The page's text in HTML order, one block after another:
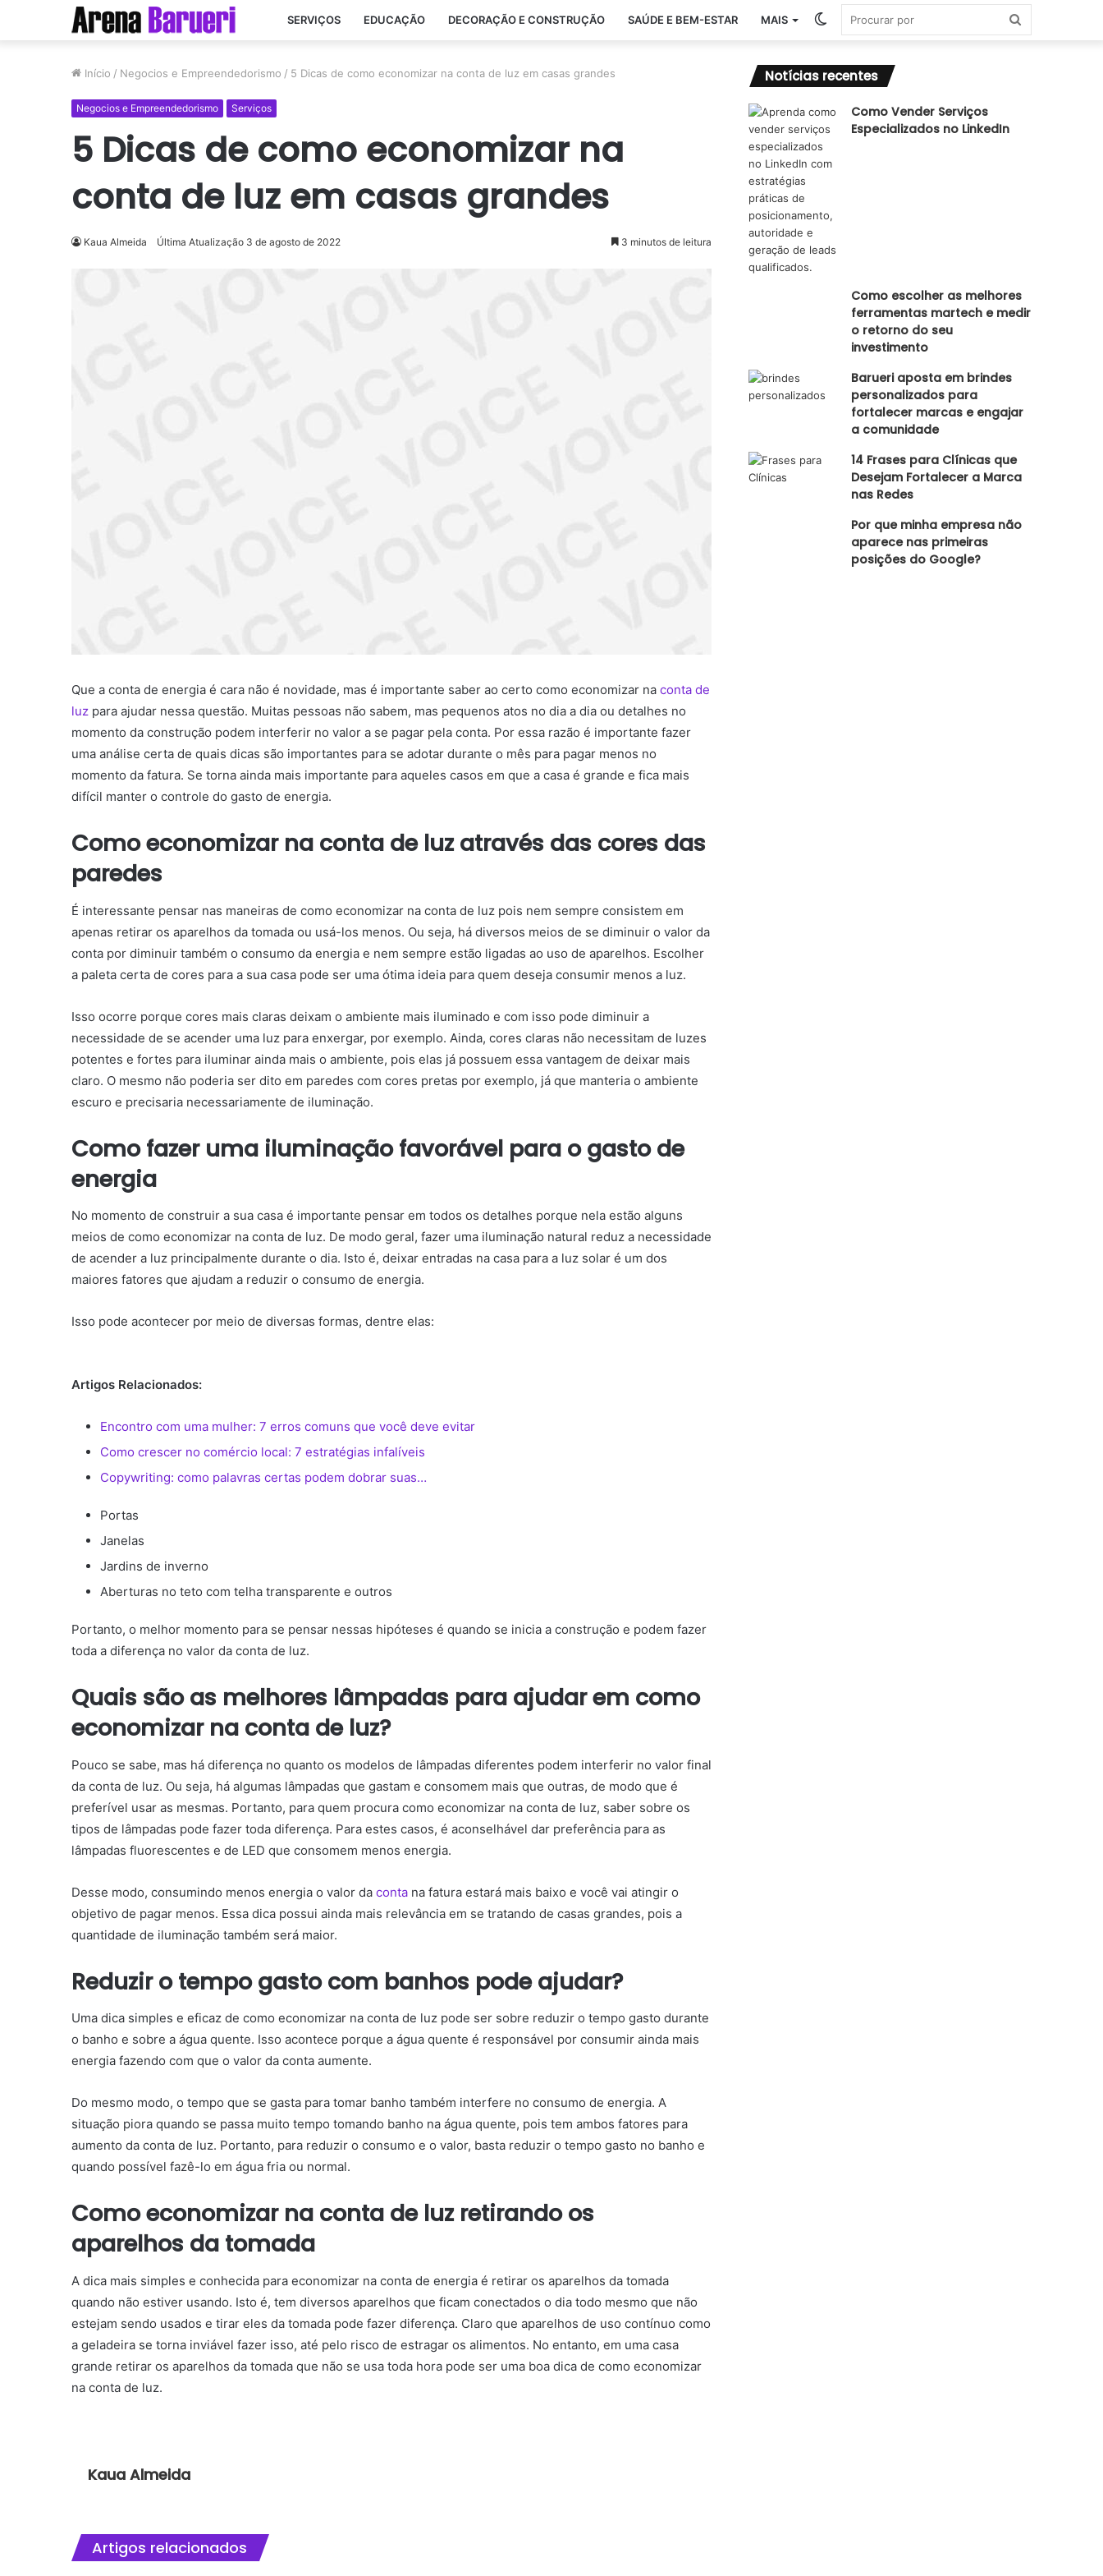
SERVIÇOS EDUCAÇÃO DECORAÇÃO E CONSTRUÇÃO SAÚDE E BEM-ESTAR MAIS Switch
Início / Negocios e Empreendedorismo / 5 Dicas de como economizar na conta de luz em casas grandes
Negocios e Empreendedorismo Serviços
5 Dicas de como economizar na
conta de luz em casas grandes
Kaua Almeida Última Atualização 3 de agosto de 2022 3 minutos de leitura
Que a conta de energia é cara não é novidade, mas é importante saber ao certo como economizar na conta de
luz para ajudar nessa questão. Muitas pessoas não sabem, mas pequenos atos no dia a dia ou detalhes no
momento da construção podem interferir no valor a se pagar pela conta. Por essa razão é importante fazer
uma análise certa de quais dicas são importantes para se adotar durante o mês para pagar menos no
momento da fatura. Se torna ainda mais importante para aqueles casos em que a casa é grande e fica mais
difícil manter o controle do gasto de energia.
Como economizar na conta de luz através das cores das
paredes
É interessante pensar nas maneiras de como economizar na conta de luz pois nem sempre consistem em
apenas retirar os aparelhos da tomada ou usá-los menos. Ou seja, há diversos meios de se diminuir o valor da
conta por diminuir também o consumo da energia e nem sempre estão ligadas ao uso de aparelhos. Escolher
a paleta certa de cores para a sua casa pode ser uma ótima ideia para quem deseja consumir menos a luz.
Isso ocorre porque cores mais claras deixam o ambiente mais iluminado e com isso pode diminuir a
necessidade de se acender uma luz para enxergar, por exemplo. Ainda, cores claras não necessitam de luzes
potentes e fortes para iluminar ainda mais o ambiente, pois elas já possuem essa vantagem de deixar mais
claro. O mesmo não poderia ser dito em paredes com cores pretas por exemplo, já que manteria o ambiente
escuro e precisaria necessariamente de iluminação.
Como fazer uma iluminação favorável para o gasto de
energia
No momento de construir a sua casa é importante pensar em todos os detalhes porque nela estão alguns
meios de como economizar na conta de luz. De modo geral, fazer uma iluminação natural reduz a necessidade
de acender a luz principalmente durante o dia. Isto é, deixar entradas na casa para a luz solar é um dos
maiores fatores que ajudam a reduzir o consumo de energia.
Isso pode acontecer por meio de diversas formas, dentre elas:
Artigos Relacionados:
Encontro com uma mulher: 7 erros comuns que você deve evitar
Como crescer no comércio local: 7 estratégias infalíveis
Copywriting: como palavras certas podem dobrar suas…
Portas
Janelas
Jardins de inverno
Aberturas no teto com telha transparente e outros
Portanto, o melhor momento para se pensar nessas hipóteses é quando se inicia a construção e podem fazer
toda a diferença no valor da conta de luz.
Quais são as melhores lâmpadas para ajudar em como
economizar na conta de luz?
Pouco se sabe, mas há diferença no quanto os modelos de lâmpadas diferentes podem interferir no valor final
da conta de luz. Ou seja, há algumas lâmpadas que gastam e consomem mais que outras, de modo que é
preferível usar as mesmas. Portanto, para quem procura como economizar na conta de luz, saber sobre os
tipos de lâmpadas pode fazer toda diferença. Para estes casos, é aconselhável dar preferência para as
lâmpadas fluorescentes e de LED que consomem menos energia.
Desse modo, consumindo menos energia o valor da conta na fatura estará mais baixo e você vai atingir o
objetivo de pagar menos. Essa dica possui ainda mais relevância em se tratando de casas grandes, pois a
quantidade de iluminação também será maior.
Reduzir o tempo gasto com banhos pode ajudar?
Uma dica simples e eficaz de como economizar na conta de luz pode ser sobre reduzir o tempo gasto durante
o banho e sobre a água quente. Isso acontece porque a água quente é responsável por consumir ainda mais
energia fazendo com que o valor da conta aumente.
Do mesmo modo, o tempo que se gasta para tomar banho também interfere no consumo de energia. A
situação piora quando se passa muito tempo tomando banho na água quente, pois tem ambos fatores para
aumento da conta de luz. Portanto, para reduzir o consumo e o valor, basta reduzir o tempo gasto no banho e
quando possível fazê-lo em água fria ou normal.
Como economizar na conta de luz retirando os
aparelhos da tomada
A dica mais simples e conhecida para economizar na conta de energia é retirar os aparelhos da tomada
quando não estiver usando. Isto é, tem diversos aparelhos que ficam conectados o dia todo mesmo que não
estejam sendo usados e tirar eles da tomada pode fazer diferença. Claro que aparelhos de uso contínuo como
a geladeira se torna inviável fazer isso, até pelo risco de estragar os alimentos. No entanto, em uma casa
grande retirar os aparelhos da tomada que não se usa toda hora pode ser uma boa dica de como economizar
na conta de luz.
Kaua Almeida
Artigos relacionados
Notícias recentes
Como Vender Serviços
Especializados no LinkedIn
Como escolher as melhores
ferramentas martech e medir
o retorno do seu
investimento
Barueri aposta em brindes
personalizados para
fortalecer marcas e engajar
a comunidade
14 Frases para Clínicas que
Desejam Fortalecer a Marca
nas Redes
Por que minha empresa não
aparece nas primeiras
posições do Google?